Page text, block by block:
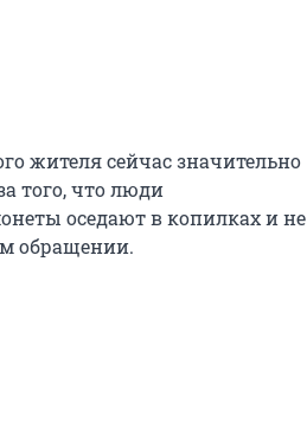
жителя сейчас значительно
того, что люди
оседают в копилках и не
обращении.